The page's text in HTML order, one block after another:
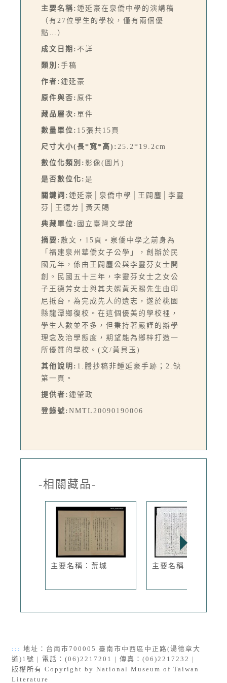
主要名稱: 鍾延豪在泉僑中學的演講稿
（有27位學生的學校，僅有兩個優
點…）
成文日期: 不詳
類別: 手稿
作者: 鍾延豪
原件與否: 原件
藏品層次: 單件
數量單位: 15張共15頁
尺寸大小(長*寬*高): 25.2*19.2cm
數位化類別: 影像(圖片)
是否數位化: 是
關鍵詞: 鍾延豪│泉僑中學│王闢塵│李靈
芬│王德芳│黃天賜
典藏單位: 國立臺灣文學館
摘要: 散文，15頁。泉僑中學之前身為
「福建泉州華僑女子公學」，創辦於民
國元年，係由王闢塵公與李靈芬女士開
創。民國五十三年，李靈芬女士之女公
子王德芳女士與其夫婿黃天賜先生由印
尼抵台，為完成先人的遺志，遂於桃園
縣龍潭鄉復校。在這個優美的學校裡，
學生人數並不多，但秉持著嚴謹的辦學
理念及治學態度，期望能為鄉梓打造一
所優質的學校。(文/黃貝玉)
其他說明: 1.謄抄稿非鍾延豪手跡；2.缺
第一頁。
提供者: 鍾肇政
登錄號: NMTL20090190006
-相關藏品-
主要名稱：荒城 主要名稱：風箏再見
::: 地址：台南市700005 臺南市中西區中正路(湯德章大
道)1號 | 電話：(06)2217201 | 傳真：(06)2217232 |
版權所有 Copyright by National Museum of Taiwan
Literature